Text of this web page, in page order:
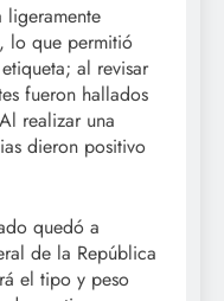
ligeramente
lo que permitió
al revisar
fueron hallados
realizar una
dieron positivo
quedó a
de la República
el tipo y peso